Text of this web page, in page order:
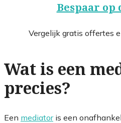
Bespaar op
Vergelijk gratis offertes
Wat is een
precies?
Een mediatoris een